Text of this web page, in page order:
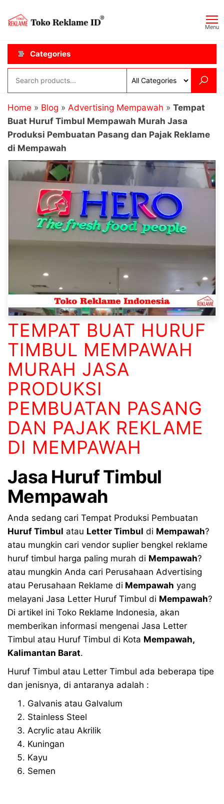
content
ID
Menu
Categories
Home » Blog » Advertising Mempawah » Tempat
Buat Huruf Timbul Mempawah Murah Jasa
Produksi Pembuatan Pasang dan Pajak Reklame
di Mempawah
TEMPAT BUAT HURUF
TIMBUL MEMPAWAH
MURAH JASA
PRODUKSI
PEMBUATAN PASANG
DAN PAJAK REKLAME
DI MEMPAWAH
Jasa Huruf Timbul
Mempawah
Anda sedang cari Tempat Produksi Pembuatan
Huruf Timbul atau Letter Timbul di Mempawah?
atau mungkin cari vendor suplier bengkel reklame
huruf timbul harga paling murah di Mempawah?
atau mungkin Anda cari Perusahaan Advertising
atau Perusahaan Reklame di Mempawah yang
melayani Jasa Letter Huruf Timbul di Mempawah?
Di artikel ini Toko Reklame Indonesia, akan
memberikan informasi mengenai Jasa Letter
Timbul atau Huruf Timbul di Kota Mempawah,
Kalimantan Barat.
Huruf Timbul atau Letter Timbul ada beberapa tipe
dan jenisnya, di antaranya adalah :
Galvanis atau Galvalum
Stainless Steel
Acrylic atau Akrilik
Kuningan
Kayu
Semen